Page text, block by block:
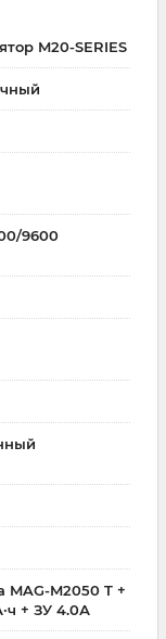
M20-SERIES
9600
MAG-M2050 T +
+ ЗУ 4.0А